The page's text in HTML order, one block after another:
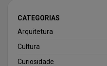
CATEGORIAS
Arquitetura
Cultura
Curiosidade